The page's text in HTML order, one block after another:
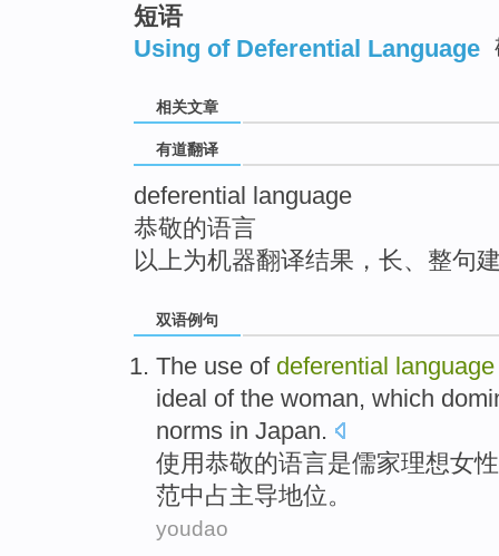
短语
Using of Deferential Language
相关文章
有道翻译
deferential language
恭敬的语言
以上为机器翻译结果，长、整句
双语例句
The use of deferential language
ideal of the woman, which
norms in Japan.
使用恭敬的语言是儒家理想女性
范中占主导地位。
youdao